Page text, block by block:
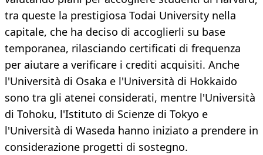
tra queste la prestigiosa Todai University nella
capitale, che ha deciso di accoglierli su base
temporanea, rilasciando certificati di frequenza
per aiutare a verificare i crediti acquisiti. Anche
l'Università di Osaka e l'Università di Hokkaido
sono tra gli atenei considerati, mentre l'Università
di Tohoku, l'Istituto di Scienze di Tokyo e
l'Università di Waseda hanno iniziato a prendere in
considerazione progetti di sostegno.